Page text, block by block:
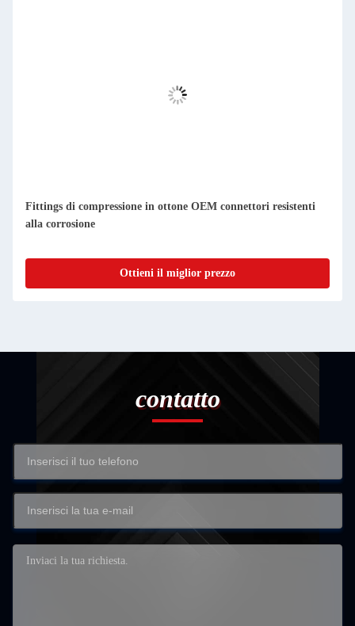
Fittings di compressione in ottone OEM connettori resistenti
alla corrosione
Ottieni il miglior prezzo
contatto